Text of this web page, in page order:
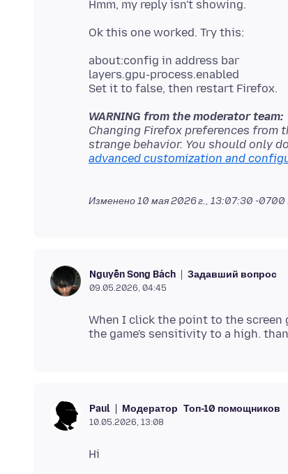
about:config in address bar
layers.gpu-process.enabled
WARNING from the moderator team:
Changing Firefox preferences from
strange behavior. You should only
advanced customization and
Изменено10 мая 2026 г., 13:07:30 -0700
Nguyễn Song Bách Задавший вопрос
09.05.2026, 04:45
When I click the point to the screen
Paul Модератор Топ-10 помощников
10.05.2026, 13:08